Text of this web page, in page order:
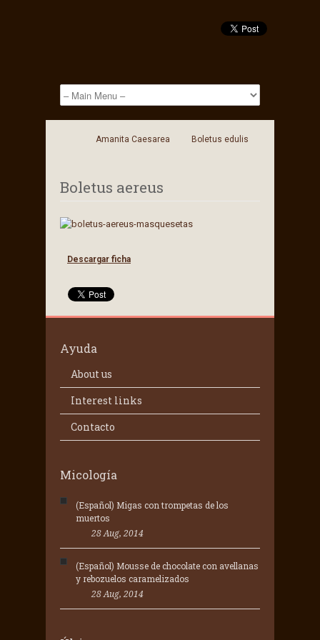
Amanita Caesarea Boletus edulis
Boletus aereus
Descargar ficha
Ayuda
About us
Interest links
Contacto
Micología
(Español) Migas con trompetas de los
muertos
28 Aug, 2014
(Español) Mousse de chocolate con avellanas
y rebozuelos caramelizados
28 Aug, 2014